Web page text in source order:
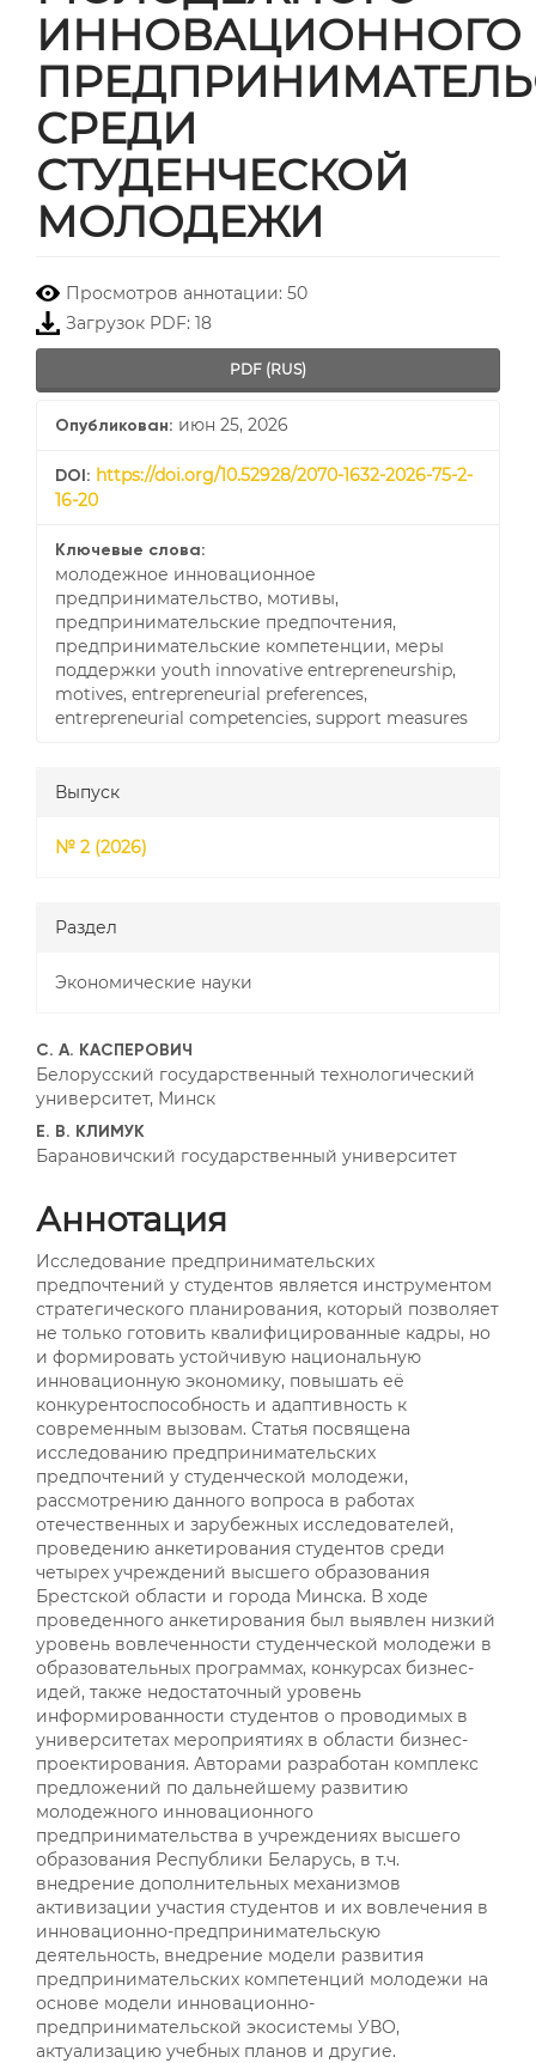
ИННОВАЦИОННОГО
СРЕДИ
СТУДЕНЧЕСКОЙ
МОЛОДЕЖИ
Просмотров аннотации: 50
Загрузок PDF: 18
PDF (RUS)
Опубликован: июн 25, 2026
DOI: https://doi.org/10.52928/2070-1632-2026-75-2-
16-20
Ключевые слова:
молодежное инновационное
предпринимательство, мотивы,
предпринимательские предпочтения,
предпринимательские компетенции, меры
поддержки youth innovative entrepreneurship,
motives, entrepreneurial preferences,
entrepreneurial competencies, support measures
Выпуск
№ 2 (2026)
Раздел
Экономические науки
С. А. КАСПЕРОВИЧ
Белорусский государственный технологический
университет, Минск
Е. В. КЛИМУК
Барановичский государственный университет
Аннотация
Исследование предпринимательских
предпочтений у студентов является инструментом
стратегического планирования, который позволяет
не только готовить квалифицированные кадры, но
и формировать устойчивую национальную
инновационную экономику, повышать её
конкурентоспособность и адаптивность к
современным вызовам. Статья посвящена
исследованию предпринимательских
предпочтений у студенческой молодежи,
рассмотрению данного вопроса в работах
отечественных и зарубежных исследователей,
проведению анкетирования студентов среди
четырех учреждений высшего образования
Брестской области и города Минска. В ходе
проведенного анкетирования был выявлен низкий
уровень вовлеченности студенческой молодежи в
образовательных программах, конкурсах бизнес-
идей, также недостаточный уровень
информированности студентов о проводимых в
университетах мероприятиях в области бизнес-
проектирования. Авторами разработан комплекс
предложений по дальнейшему развитию
молодежного инновационного
предпринимательства в учреждениях высшего
образования Республики Беларусь, в т.ч.
внедрение дополнительных механизмов
активизации участия студентов и их вовлечения в
инновационно-предпринимательскую
деятельность, внедрение модели развития
предпринимательских компетенций молодежи на
основе модели инновационно-
предпринимательской экосистемы УВО,
актуализацию учебных планов и другие.